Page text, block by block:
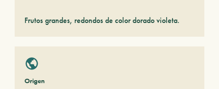
Frutos grandes, redondos de color dorado violeta.
Origen